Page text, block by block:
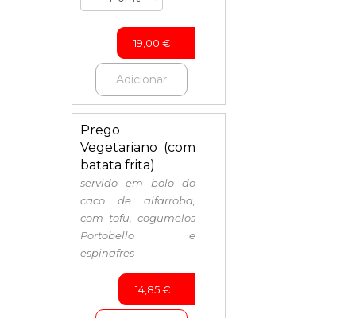
19,00 €
Adicionar
Prego
Vegetariano (com
batata frita)
servido em bolo do
caco de alfarroba,
com tofu, cogumelos
Portobello e
espinafres
14,85€